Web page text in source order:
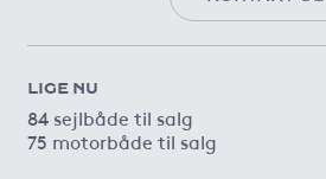
LIGE NU
84 sejlbåde til salg
75 motorbåde til salg